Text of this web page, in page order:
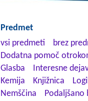
Predmet
vsi predmeti
brez
Dodatna pomoč
Glasba
Interesne
Kemija
Knjižnica
Nemščina
Podaljšano